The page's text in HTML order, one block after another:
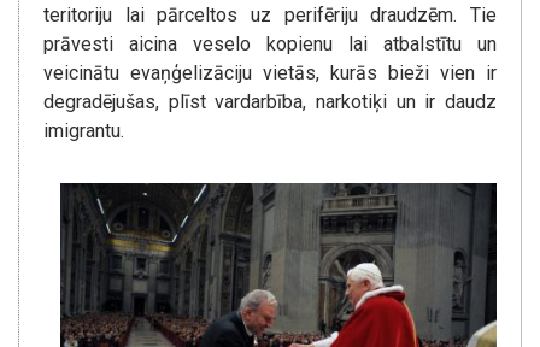
teritoriju lai pārceltos uz perifēriju draudzēm. Tie
prāvesti aicina veselo kopienu lai atbalstītu un
veicinātu evaņģelizāciju vietās, kurās bieži vien ir
degradējušas, plīst vardarbība, narkotiķi un ir daudz
imigrantu.